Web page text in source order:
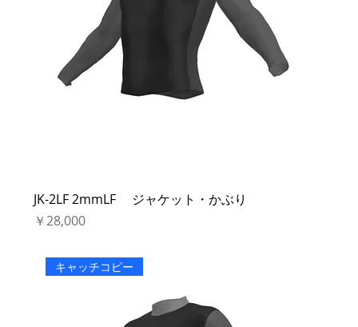
JK-2LF 2mmLF ジャケット・かぶり
価格
￥28,000
キャッチコピー